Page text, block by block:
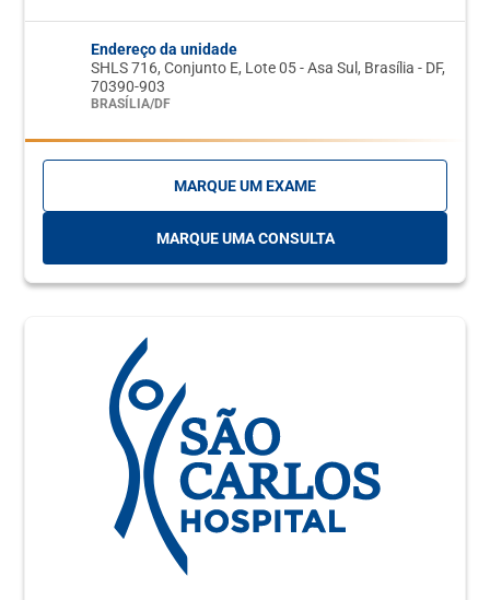
Endereço da unidade
SHLS 716, Conjunto E, Lote 05 - Asa Sul, Brasília - DF,
70390-903
BRASÍLIA/DF
MARQUE UM EXAME
MARQUE UMA CONSULTA